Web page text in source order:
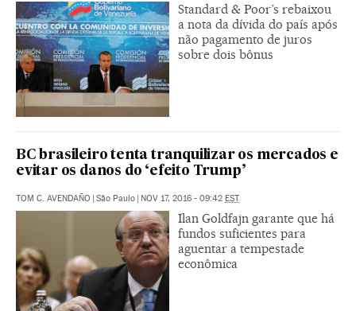
Standard & Poor’s rebaixou
a nota da dívida do país após
não pagamento de juros
sobre dois bônus
BC brasileiro tenta tranquilizar os mercados e
evitar os danos do ‘efeito Trump’
TOM C. AVENDAÑO | São Paulo | NOV 17, 2016 - 09:42 EST
Ilan Goldfajn garante que há
fundos suficientes para
aguentar a tempestade
econômica